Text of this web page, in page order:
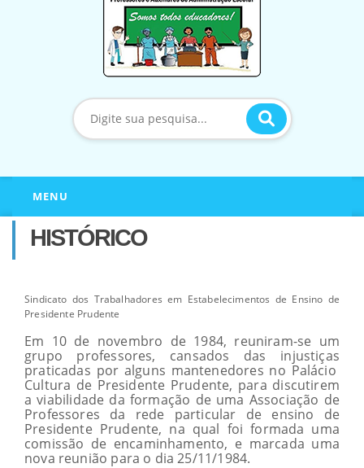
MENU
HISTÓRICO
Sindicato dos Trabalhadores em Estabelecimentos de Ensino de
Presidente Prudente
Em 10 de novembro de 1984, reuniram-se um
grupo professores, cansados das injustiças
praticadas por alguns mantenedores no Palácio
Cultura de Presidente Prudente, para discutirem
a viabilidade da formação de uma Associação de
Professores da rede particular de ensino de
Presidente Prudente, na qual foi formada uma
comissão de encaminhamento, e marcada uma
nova reunião para o dia 25/11/1984.